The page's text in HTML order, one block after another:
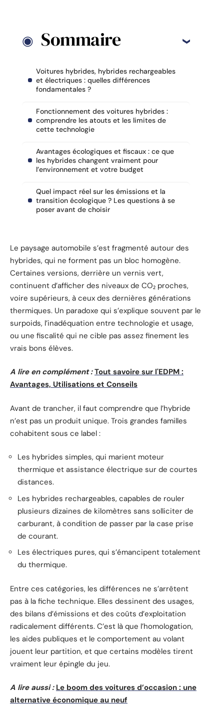
Sommaire
Voitures hybrides, hybrides rechargeables
et électriques : quelles différences
fondamentales ?
Fonctionnement des voitures hybrides :
comprendre les atouts et les limites de
cette technologie
Avantages écologiques et fiscaux : ce que
les hybrides changent vraiment pour
l’environnement et votre budget
Quel impact réel sur les émissions et la
transition écologique ? Les questions à se
poser avant de choisir
Le paysage automobile s’est fragmenté autour des
hybrides, qui ne forment pas un bloc homogène.
Certaines versions, derrière un vernis vert,
continuent d’afficher des niveaux de CO₂ proches,
voire supérieurs, à ceux des dernières générations
thermiques. Un paradoxe qui s’explique souvent par le
surpoids, l’inadéquation entre technologie et usage,
ou une fiscalité qui ne cible pas assez finement les
vrais bons élèves.
A lire en complément : Tout savoire sur l'EDPM :
Avantages, Utilisations et Conseils
Avant de trancher, il faut comprendre que l’hybride
n’est pas un produit unique. Trois grandes familles
cohabitent sous ce label :
Les hybrides simples, qui marient moteur
thermique et assistance électrique sur de courtes
distances.
Les hybrides rechargeables, capables de rouler
plusieurs dizaines de kilomètres sans solliciter de
carburant, à condition de passer par la case prise
de courant.
Les électriques pures, qui s’émancipent totalement
du thermique.
Entre ces catégories, les différences ne s’arrêtent
pas à la fiche technique. Elles dessinent des usages,
des bilans d’émissions et des coûts d’exploitation
radicalement différents. C’est là que l’homologation,
les aides publiques et le comportement au volant
jouent leur partition, et que certains modèles tirent
vraiment leur épingle du jeu.
A lire aussi : Le boom des voitures d’occasion : une
alternative économique au neuf